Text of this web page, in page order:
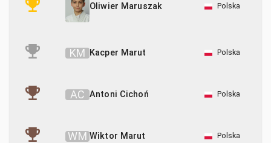
Oliwier Maruszak Polska
KM Kacper Marut Polska
AC Antoni Cichoń Polska
WM Wiktor Marut Polska